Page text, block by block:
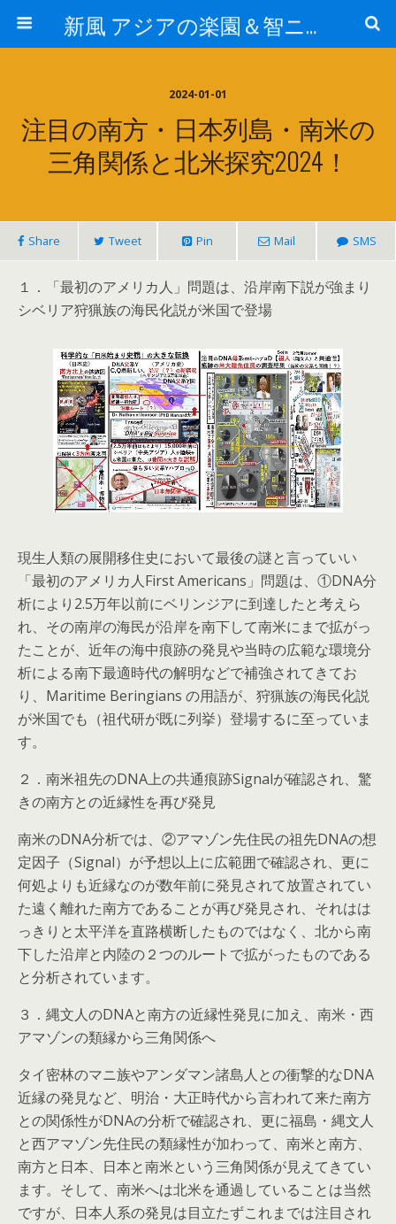
新風 アジアの楽園＆智ニア来富
2024-01-01
注目の南方・日本列島・南米の
三角関係と北米探究2024！
Share Tweet Pin Mail SMS
１．「最初のアメリカ人」問題は、沿岸南下説が強まり
シベリア狩猟族の海民化説が米国で登場
現生人類の展開移住史において最後の謎と言っていい
「最初のアメリカ人First Americans」問題は、①DNA分
析により2.5万年以前にベリンジアに到達したと考えら
れ、その南岸の海民が沿岸を南下して南米にまで拡がっ
たことが、近年の海中痕跡の発見や当時の広範な環境分
析による南下最適時代の解明などで補強されてきてお
り、Maritime Beringians の用語が、狩猟族の海民化説
が米国でも（祖代研が既に列挙）登場するに至っていま
す。
２．南米祖先のDNA上の共通痕跡Signalが確認され、驚
きの南方との近縁性を再び発見
南米のDNA分析では、②アマゾン先住民の祖先DNAの想
定因子（Signal）が予想以上に広範囲で確認され、更に
何処よりも近縁なのが数年前に発見されて放置されてい
た遠く離れた南方であることが再び発見され、それはは
っきりと太平洋を直路横断したものではなく、北から南
下した沿岸と内陸の２つのルートで拡がったものである
と分析されています。
３．縄文人のDNAと南方の近縁性発見に加え、南米・西
アマゾンの類縁から三角関係へ
タイ密林のマニ族やアンダマン諸島人との衝撃的なDNA
近縁の発見など、明治・大正時代から言われて来た南方
との関係性がDNAの分析で確認され、更に福島・縄文人
と西アマゾン先住民の類縁性が加わって、南米と南方、
南方と日本、日本と南米という三角関係が見えてきてい
ます。そして、南米へは北米を通過していることは当然
ですが、日本人系の発見は目立たずこれまでは注目され